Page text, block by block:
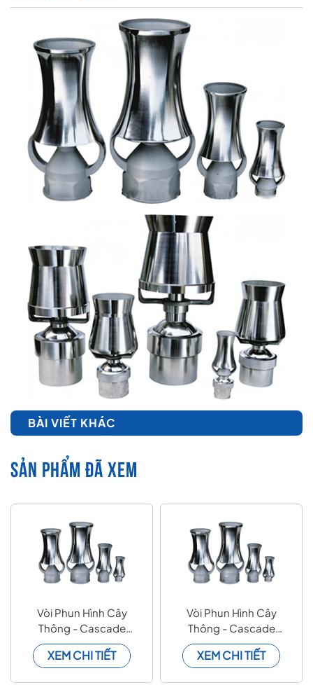
BÀI VIẾT KHÁC
SẢN PHẨM ĐÃ XEM
Vòi Phun Hình Cây
Thông - Cascade
Nozzle
XEM CHI TIẾT
Vòi Phun Hình Cây
Thông - Cascade
Nozzle
XEM CHI TIẾT